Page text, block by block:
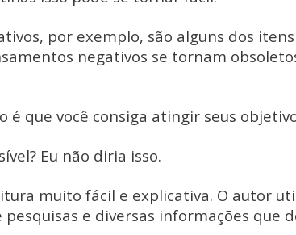
por exemplo, são alguns dos
negativos se tornam
é que você consiga atingir seus
Eu não diria isso.
muito fácil e explicativa. O autor
pesquisas e diversas informações que